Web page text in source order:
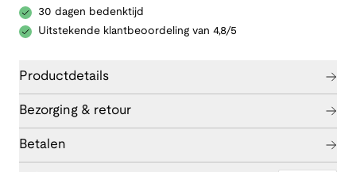
30 dagen bedenktijd
Uitstekende klantbeoordeling van 4,8/5
Productdetails
Bezorging & retour
Betalen